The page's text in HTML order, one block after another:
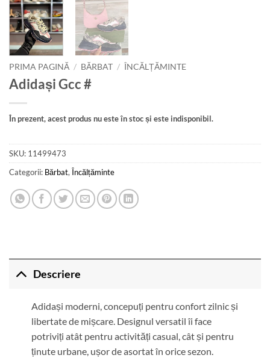
PRIMA PAGINĂ / BĂRBAT / ÎNCĂLȚĂMINTE
Adidași Gcc #
În prezent, acest produs nu este în stoc și este indisponibil.
SKU: 11499473
Categorii: Bărbat, Încălțăminte
Descriere
Adidași moderni, concepuți pentru confort zilnic și
libertate de mișcare. Designul versatil îi face
potriviți atât pentru activități casual, cât și pentru
ținute urbane, ușor de asortat în orice sezon.